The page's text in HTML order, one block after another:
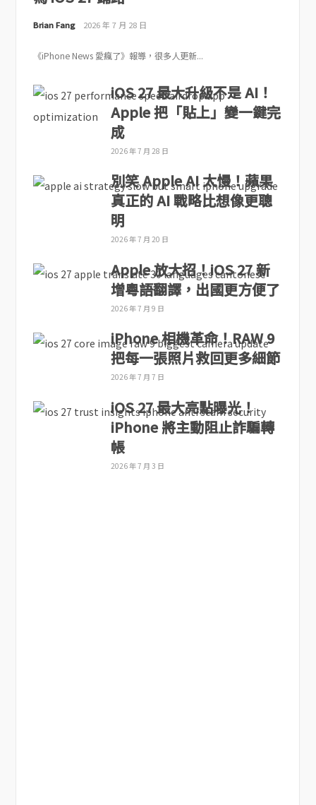
Brian Fang 2026 年 7 月 28 日
《iPhone News 愛瘋了》報導，很多人更新...
iOS 27 最大升級不是 AI！
Apple 把「貼上」變一鍵完
成
2026 年 7 月 28 日
別笑 Apple AI 太慢！蘋果
真正的 AI 戰略比想像更聰
明
2026 年 7 月 20 日
Apple 放大招！iOS 27 新
增粵語翻譯，出國更方便了
2026 年 7 月 9 日
iPhone 相機革命！RAW 9
把每一張照片救回更多細節
2026 年 7 月 7 日
iOS 27 最大亮點曝光！
iPhone 將主動阻止詐騙轉
帳
2026 年 7 月 3 日